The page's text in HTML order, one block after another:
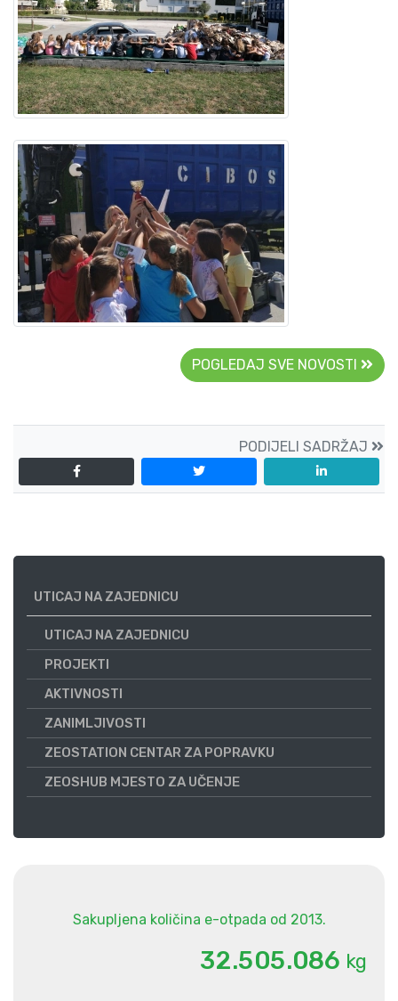
POGLEDAJ SVE NOVOSTI
PODIJELI SADRŽAJ
UTICAJ NA ZAJEDNICU
UTICAJ NA ZAJEDNICU
PROJEKTI
AKTIVNOSTI
ZANIMLJIVOSTI
ZEOSTATION CENTAR ZA POPRAVKU
ZEOSHUB MJESTO ZA UČENJE
Sakupljena količina e-otpada od 2013.
32.505.086 kg